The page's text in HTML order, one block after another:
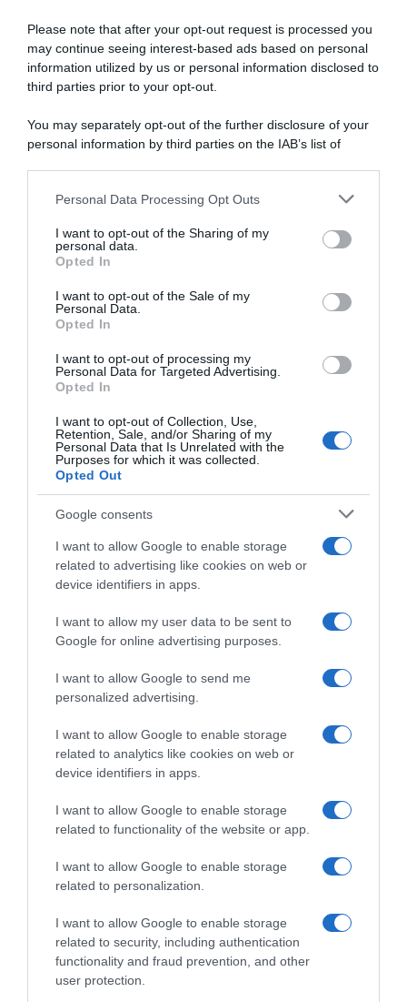
Please note that after your opt-out request is processed you
may continue seeing interest-based ads based on personal
information utilized by us or personal information disclosed to
third parties prior to your opt-out.
You may separately opt-out of the further disclosure of your
personal information by third parties on the IAB’s list of
This information may also be disclosed by us to third parties
disclose it to other third parties.
Please note that this website/app uses one or more Google
services and may gather and store information including but
not limited to your visit or usage behaviour. You may click to
grant or deny consent to Google and its third-party tags to
consent section.
Personal Data Processing Opt Outs
I want to opt-out of the Sharing of my
personal data.
Opted In
I want to opt-out of the Sale of my
Personal Data.
Opted In
I want to opt-out of processing my
Personal Data for Targeted Advertising.
Opted In
I want to opt-out of Collection, Use,
Retention, Sale, and/or Sharing of my
Personal Data that Is Unrelated with the
Purposes for which it was collected.
Opted Out
Google consents
I want to allow Google to enable storage
related to advertising like cookies on web or
device identifiers in apps.
I want to allow my user data to be sent to
Google for online advertising purposes.
I want to allow Google to send me
personalized advertising.
I want to allow Google to enable storage
related to analytics like cookies on web or
device identifiers in apps.
I want to allow Google to enable storage
related to functionality of the website or app.
I want to allow Google to enable storage
related to personalization.
I want to allow Google to enable storage
related to security, including authentication
functionality and fraud prevention, and other
user protection.
ARTICOLI RECENTI
“A tavola con Csaba”: chelsea buns
Giusina Battaglia
“Giusina in cucina”: biscotti da inzuppo di Giusina Battaglia
“In cucina con Imma e Matteo”: tortino al cioccolato
“Camper”: semifreddo di yogurt e crumble
CHI SIAMO
Dalla tv, alla brace. RicetteInTv.com nasce dall'idea di
raccogliere le follie culinarie di chef navigati e cuochi
improvvisati, che preferiscono gli studi televisivi alle cucine di
un ristorante...continua...
Chi Siamo | Contatti
Cookie
Privacy
Ricette in Tv - P.IVA 02821290349